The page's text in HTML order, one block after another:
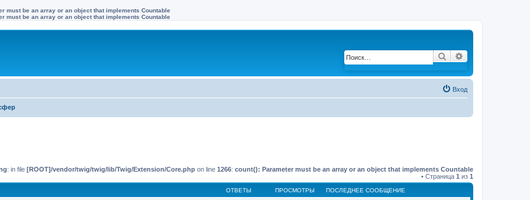
must be an array or an object that implements Countable
must be an array or an object that implements Countable
Поиск
Вход
: in file [ROOT]/vendor/twig/twig/lib/Twig/Extension/Core.php on line 1266: count(): Parameter must be an array or an object that implements Countable
• Страница 1 из 1
ОТВЕТЫ ПРОСМОТРЫ ПОСЛЕДНЕЕ СООБЩЕНИЕ